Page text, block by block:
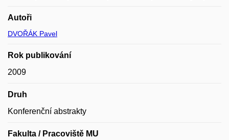
Autoři
DVOŘÁK Pavel
Rok publikování
2009
Druh
Konferenční abstrakty
Fakulta / Pracoviště MU